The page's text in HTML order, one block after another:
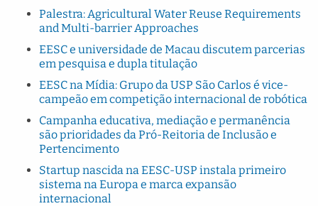
Palestra: Agricultural Water Reuse Requirements
and Multi-barrier Approaches
EESC e universidade de Macau discutem parcerias
em pesquisa e dupla titulação
EESC na Mídia: Grupo da USP São Carlos é vice-
campeão em competição internacional de robótica
Campanha educativa, mediação e permanência
são prioridades da Pró-Reitoria de Inclusão e
Pertencimento
Startup nascida na EESC-USP instala primeiro
sistema na Europa e marca expansão
internacional